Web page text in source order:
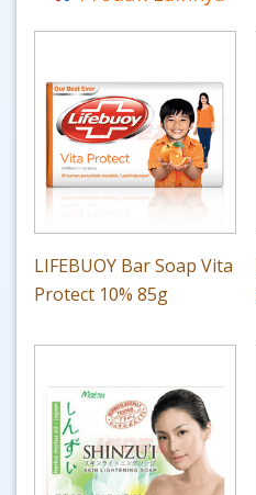
LIFEBUOY Bar Soap Vita
Protect 10% 85g